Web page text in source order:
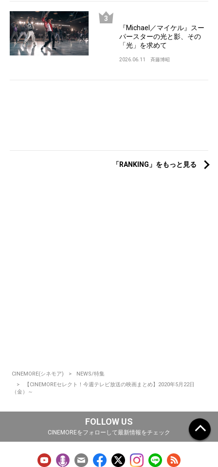
『Michael／マイケル』スー
パースターの光と影、その
「光」を求めて
2026.06.11 斉藤博昭
「RANKING」をもっと見る
CINEMORE(シネモア)
NEWS/特集
【CINEMOREセレクト！今週テレビ放送の映画まとめ】2020年5月22日
（金）～
FOLLOW US
CINEMOREをフォローして最新情報をチェック